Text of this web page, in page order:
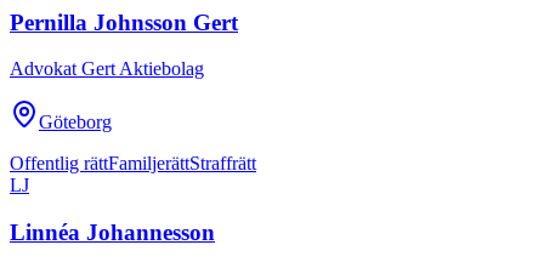
Pernilla Johnsson Gert
Advokat Gert Aktiebolag
Göteborg
Offentlig rättFamiljerättStraffrätt
LJ
Linnéa Johannesson